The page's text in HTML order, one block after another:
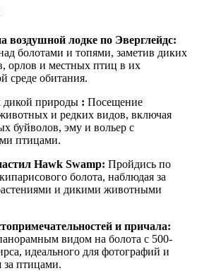
воздушной лодке по Эверглейдс:
болотами и топями, заметив диких
орлов и местных птиц в их
среде обитания.
дикой природы : Посещение
и редких видов, включая
буйволов, эму и вольер с
птицами.
Hawk Swamp: Пройдись по
болота, наблюдая за
и дикими животными
и причала:
видом на болота с 500-
идеального для фотографий и
за птицами.